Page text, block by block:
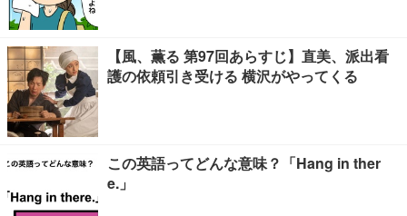
【風、薫る 第97回あらすじ】直美、派出看
護の依頼引き受ける 横沢がやってくる
この英語ってどんな意味？「Hang in ther
e.」